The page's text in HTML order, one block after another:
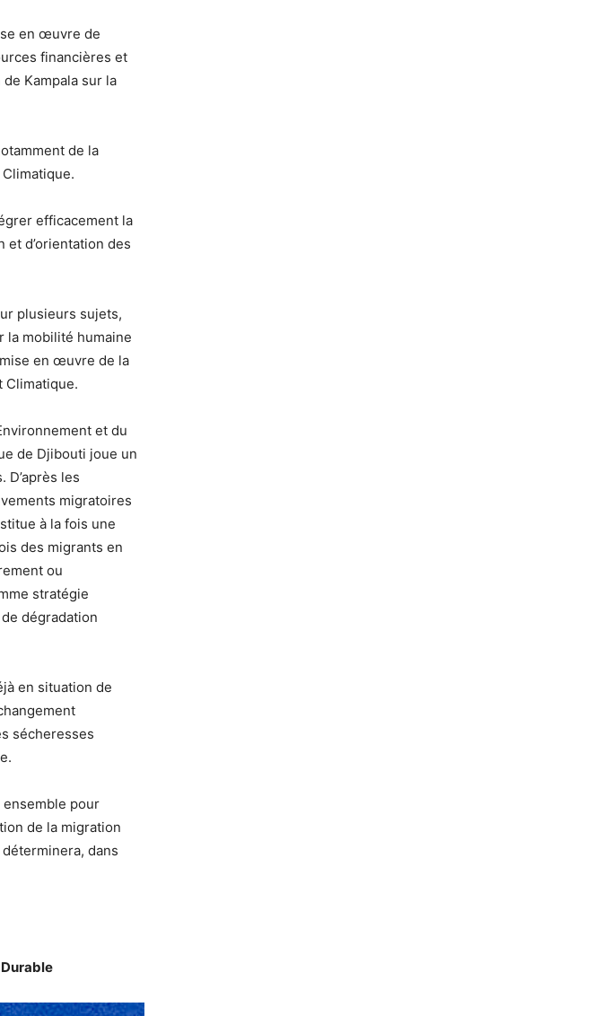
en œuvre de
financières et
Kampala sur la
de la
efficacement la
d’orientation des
plusieurs sujets,
la mobilité humaine
en œuvre de la
Climatique.
et du
de Djibouti joue un
les
migratoires
à la fois une
des migrants en
ou
stratégie
dégradation
en situation de
sécheresses
pour
de la migration
dans